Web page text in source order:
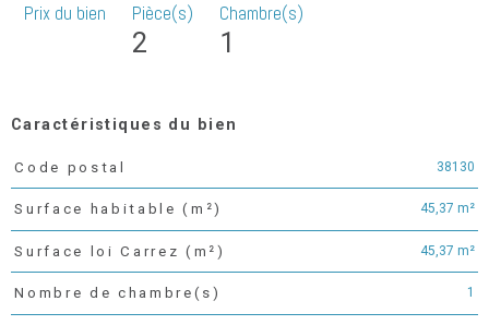
Prix du bien Pièce(s)
2
Chambre(s)
1
Caractéristiques du bien
Caractéristiques
Code postal 38130
Surface habitable (m²) 45,37 m²
Surface loi Carrez (m²) 45,37 m²
Nombre de chambre(s) 1